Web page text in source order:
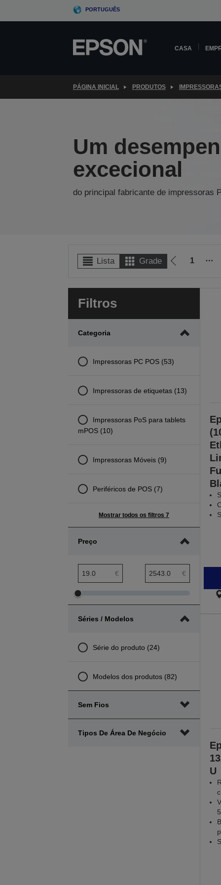
PORTUGUÊS
CASA
PÁGINA INICIAL PRODUTOS
Um
excecional
do principal fabricante de impressoras
Lista Grade
Ir
a
1 ⋯
Filtros
Categoria
Impressoras PC POS (53)
Impressoras de etiquetas (13)
Impressoras PoS para tablets
mPOS (10)
Impressoras Móveis (9)
Periféricos de POS (7)
Mostrar todos os filtros 7
Preço
€ €
Ajustar
mínima
Ajustar
máxima
Séries / Modelos
Série do produto (24)
Modelos dos produtos (82)
Sem Fios
Tipos De Área De Negócio
U